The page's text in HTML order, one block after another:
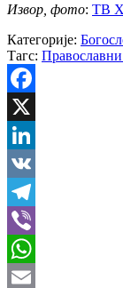
Извор, фото: ТВ
Категорије:
Тагс: Православни
Facebook
X
LinkedIn
VK
Telegram
Viber
WhatsApp